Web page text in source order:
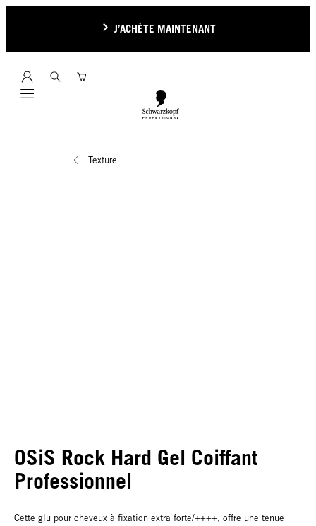
J’ACHÈTE MAINTENANT
Mobile navigation
Texture
OSiS Rock Hard Gel Coiffant
Professionnel
Cette glu pour cheveux à fixation extra forte/++++, offre une tenue